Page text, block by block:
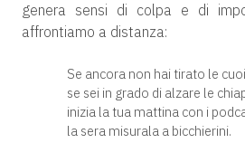
genera sensi di colpa e di
affrontiamo a distanza:
Se ancora non hai tirato le
se sei in grado di alzare le
inizia la tua mattina con i
la sera misurala a bicchierini.